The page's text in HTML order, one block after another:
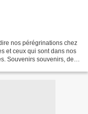
nos pérégrinations chez
et ceux qui sont dans nos
Souvenirs souvenirs, de